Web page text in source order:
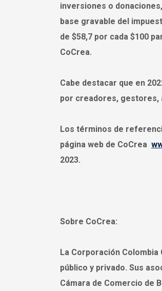
inversiones o
base gravable del
de $58,7 por cada $100
CoCrea.
Cabe destacar que en
por creadores,
Los términos de
página web de CoCrea
2023.
Sobre CoCrea:
La Corporación
público y privado. Sus
Cámara de Comercio de